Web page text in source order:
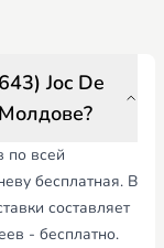
Joc De
по всей
бесплатная. В
составляет
- бесплатно.